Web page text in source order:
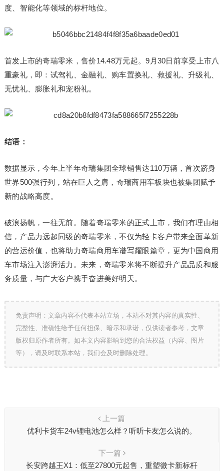
度、智能化等领域的标杆地位。
首发上市的奇瑞零米，售价14.48万元起。9月30日前享受上市八
重豪礼，即：试驾礼、金融礼、购车置换礼、救援礼、升级礼、
无忧礼、膨胀礼和宠粉礼。
结语：
数据显示，今年上半年奇瑞集团全球销售达110万辆，首次跻身
世界500强行列，站在巨人之肩，奇瑞商用车板块也被集团赋予
新的战略高度。
破浪扬帆，一往无前。随着奇瑞零米的正式上市，我们有理由相
信，产品力远超同级的奇瑞零米，不仅为轻卡客户带来全面革新
的营运价值，也将助力奇瑞商用车谱写耀眼篇章，更为中国商用
车市场注入澎湃活力。未来，奇瑞零米将不断提升产品品质和服
务质量，与广大客户携手奋进美好明天。
免责声明：文章内容不代表本站立场，本站不对其内容的真实性、
完整性、准确性给予任何担保、暗示和承诺，仅供读者参考，文章
版权归原作者所有。如本文内容影响到您的合法权益（内容、图片
等），请及时联系本站，我们会及时删除处理。
上一篇
优利卡货车24v锂电池怎么样？听听卡友怎么说的。
下一篇
长安跨越王X1：低至27800元起售，重塑微卡新标杆